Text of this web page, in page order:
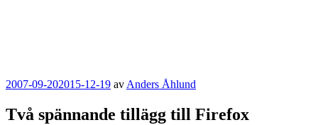
Publicerat
2007-09-202015-12-19 av Anders Åhlund
Två spännande tillägg till Firefox